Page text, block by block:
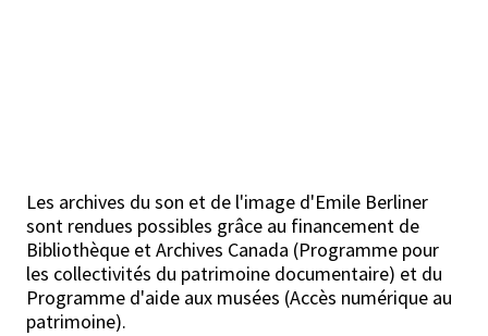
Les archives du son et de l'image d'Emile Berliner
sont rendues possibles grâce au financement de
Bibliothèque et Archives Canada (Programme pour
les collectivités du patrimoine documentaire) et du
Programme d'aide aux musées (Accès numérique au
patrimoine).